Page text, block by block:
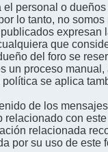
personal o
lo tanto, no
que
del foro se
un proceso
se aplica
de los
con
relacionada
por su uso de este